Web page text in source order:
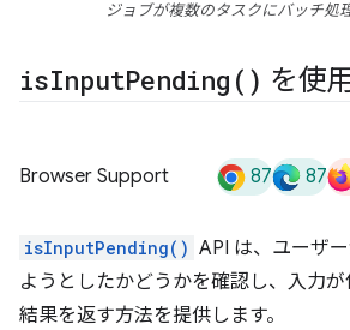
ジョブが複数のタスクにバッチ処
isInputPending( ) を使
Browser Support 87 87
isInputPending() API は、ユーザ
ようとしたかどうかを確認し、入力
結果を返す方法を提供します。